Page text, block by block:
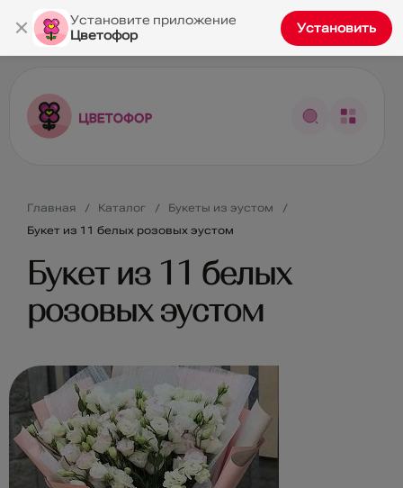
Главная Каталог
Букеты из эустом
Букет из 11 белых розовых эустом
Букет из 11 белых
розовых эустом
×
Установите приложение
Цветофор
Установить